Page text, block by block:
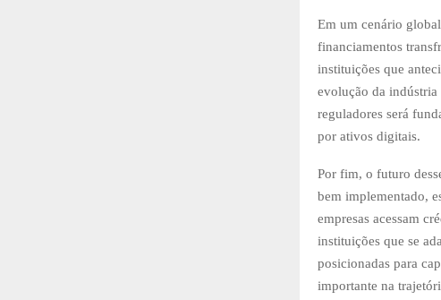
Em um cenário
financiamentos
instituições que
evolução da indústria
reguladores será
por ativos digitais.
Por fim, o futuro
bem implementado,
empresas acessam
instituições que se
posicionadas para
importante na